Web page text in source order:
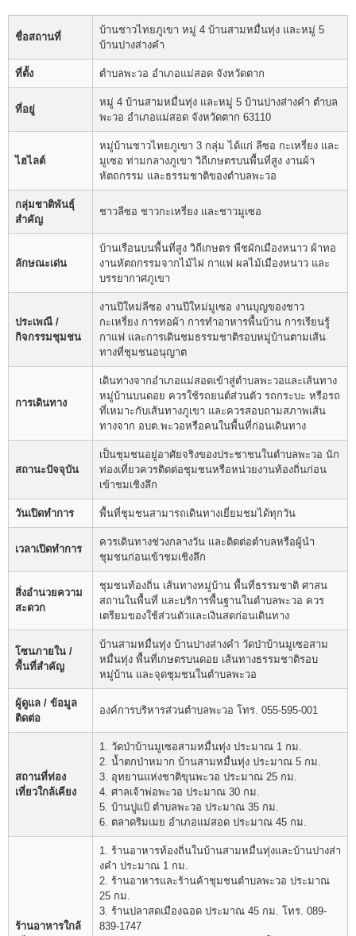
ชื่อสถานที่
บ้านชาวไทยภูเขา หมู่ 4 บ้านสามหมื่นทุ่ง และหมู่ 5
บ้านปางส่างคำ
ที่ตั้ง ตำบลพะวอ อำเภอแม่สอด จังหวัดตาก
ที่อยู่
หมู่ 4 บ้านสามหมื่นทุ่ง และหมู่ 5 บ้านปางส่างคำ ตำบล
พะวอ อำเภอแม่สอด จังหวัดตาก 63110
ไฮไลต์
หมู่บ้านชาวไทยภูเขา 3 กลุ่ม ได้แก่ ลีซอ กะเหรี่ยง และ
มูเซอ ท่ามกลางภูเขา วิถีเกษตรบนพื้นที่สูง งานผ้า
หัตถกรรม และธรรมชาติของตำบลพะวอ
กลุ่มชาติพันธุ์
สำคัญ
ชาวลีซอ ชาวกะเหรี่ยง และชาวมูเซอ
ลักษณะเด่น
บ้านเรือนบนพื้นที่สูง วิถีเกษตร พืชผักเมืองหนาว ผ้าทอ
งานหัตถกรรมจากไม้ไผ่ กาแฟ ผลไม้เมืองหนาว และ
บรรยากาศภูเขา
ประเพณี /
กิจกรรมชุมชน
งานปีใหม่ลีซอ งานปีใหม่มูเซอ งานบุญของชาว
กะเหรี่ยง การทอผ้า การทำอาหารพื้นบ้าน การเรียนรู้
กาแฟ และการเดินชมธรรมชาติรอบหมู่บ้านตามเส้น
ทางที่ชุมชนอนุญาต
การเดินทาง
เดินทางจากอำเภอแม่สอดเข้าสู่ตำบลพะวอและเส้นทาง
หมู่บ้านบนดอย ควรใช้รถยนต์ส่วนตัว รถกระบะ หรือรถ
ที่เหมาะกับเส้นทางภูเขา และควรสอบถามสภาพเส้น
ทางจาก อบต.พะวอหรือคนในพื้นที่ก่อนเดินทาง
สถานะปัจจุบัน
เป็นชุมชนอยู่อาศัยจริงของประชาชนในตำบลพะวอ นัก
ท่องเที่ยวควรติดต่อชุมชนหรือหน่วยงานท้องถิ่นก่อน
เข้าชมเชิงลึก
วันเปิดทำการ พื้นที่ชุมชนสามารถเดินทางเยี่ยมชมได้ทุกวัน
เวลาเปิดทำการ
ควรเดินทางช่วงกลางวัน และติดต่อตำบลหรือผู้นำ
ชุมชนก่อนเข้าชมเชิงลึก
สิ่งอำนวยความ
สะดวก
ชุมชนท้องถิ่น เส้นทางหมู่บ้าน พื้นที่ธรรมชาติ ศาสน
สถานในพื้นที่ และบริการพื้นฐานในตำบลพะวอ ควร
เตรียมของใช้ส่วนตัวและเงินสดก่อนเดินทาง
โซนภายใน /
พื้นที่สำคัญ
บ้านสามหมื่นทุ่ง บ้านปางส่างคำ วัดป่าบ้านมูเซอสาม
หมื่นทุ่ง พื้นที่เกษตรบนดอย เส้นทางธรรมชาติรอบ
หมู่บ้าน และจุดชุมชนในตำบลพะวอ
ผู้ดูแล / ข้อมูล
ติดต่อ
องค์การบริหารส่วนตำบลพะวอ โทร. 055-595-001
สถานที่ท่อง
เที่ยวใกล้เคียง
1. วัดป่าบ้านมูเซอสามหมื่นทุ่ง ประมาณ 1 กม.
2. น้ำตกป่าหมาก บ้านสามหมื่นทุ่ง ประมาณ 5 กม.
3. อุทยานแห่งชาติขุนพะวอ ประมาณ 25 กม.
4. ศาลเจ้าพ่อพะวอ ประมาณ 30 กม.
5. บ้านปูแป้ ตำบลพะวอ ประมาณ 35 กม.
6. ตลาดริมเมย อำเภอแม่สอด ประมาณ 45 กม.
ร้านอาหารใกล้
1. ร้านอาหารท้องถิ่นในบ้านสามหมื่นทุ่งและบ้านปางส่า
งคำ ประมาณ 1 กม.
2. ร้านอาหารและร้านค้าชุมชนตำบลพะวอ ประมาณ
25 กม.
3. ร้านปลาสดเมืองฉอด ประมาณ 45 กม. โทร. 089-
839-1747